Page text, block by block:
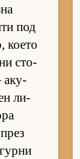
под
ко­ето
сто­
аку­
ли­